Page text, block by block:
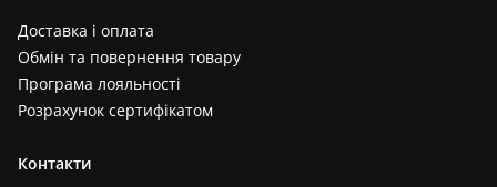
Доставка і оплата
Обмін та повернення товару
Програма лояльності
Розрахунок сертифікатом
Контакти